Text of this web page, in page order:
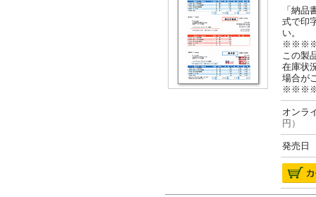
「納
式で印
い。
この製
在庫状
場合が
オン
円）
発売日